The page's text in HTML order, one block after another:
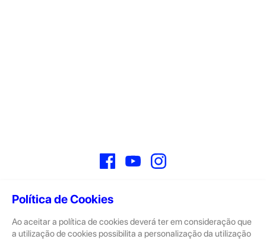
Política de Cookies
Ao aceitar a política de cookies deverá ter em consideração que
a utilização de cookies possibilita a personalização da utilização
FacebookYouTube
Sobre